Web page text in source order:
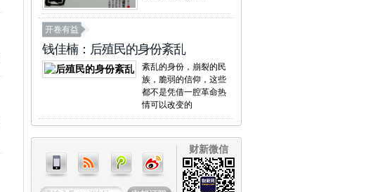
开卷有益
钱佳楠：后殖民的身份紊乱
紊乱的身份，崩裂的民
族，脆弱的信仰，这些
都不是凭借一腔革命热
情可以改变的
财新微信